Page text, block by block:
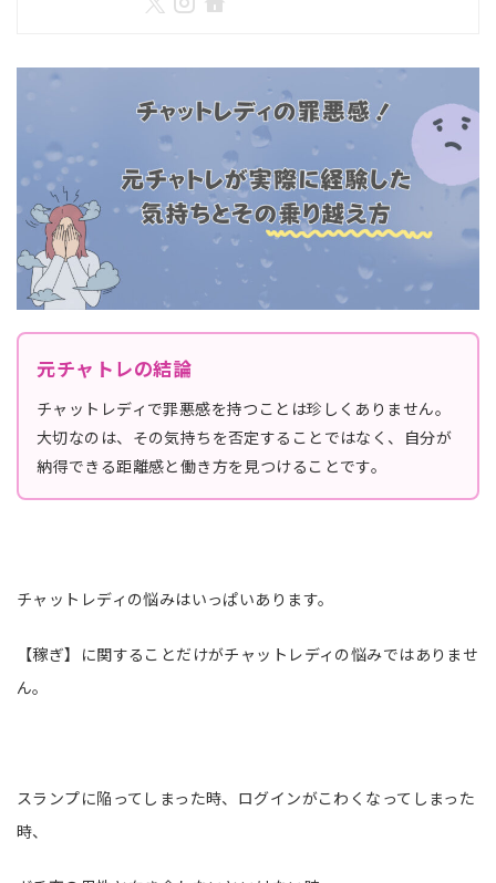
元チャトレの結論
チャットレディで罪悪感を持つことは珍しくありません。
大切なのは、その気持ちを否定することではなく、自分が
納得できる距離感と働き方を見つけることです。
チャットレディの悩みはいっぱいあります。
【稼ぎ】に関することだけがチャットレディの悩みではありませ
ん。
スランプに陥ってしまった時、ログインがこわくなってしまった
時、